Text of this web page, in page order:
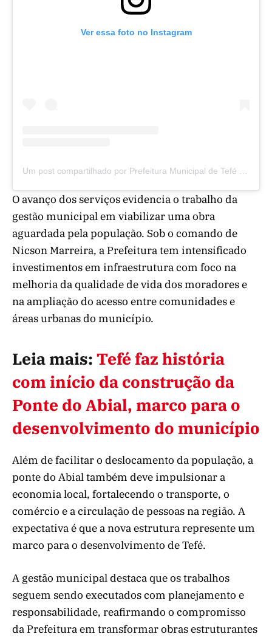
Ver essa foto no Instagram
O avanço dos serviços evidencia o trabalho da
gestão municipal em viabilizar uma obra
aguardada pela população. Sob o comando de
Nicson Marreira, a Prefeitura tem intensificado
investimentos em infraestrutura com foco na
melhoria da qualidade de vida dos moradores e
na ampliação do acesso entre comunidades e
áreas urbanas do município.
Leia mais: Tefé faz história
com início da construção da
Ponte do Abial, marco para o
desenvolvimento do município
Além de facilitar o deslocamento da população, a
ponte do Abial também deve impulsionar a
economia local, fortalecendo o transporte, o
comércio e a circulação de pessoas na região. A
expectativa é que a nova estrutura represente um
marco para o desenvolvimento de Tefé.
A gestão municipal destaca que os trabalhos
seguem sendo executados com planejamento e
responsabilidade, reafirmando o compromisso
da Prefeitura em transformar obras estruturantes